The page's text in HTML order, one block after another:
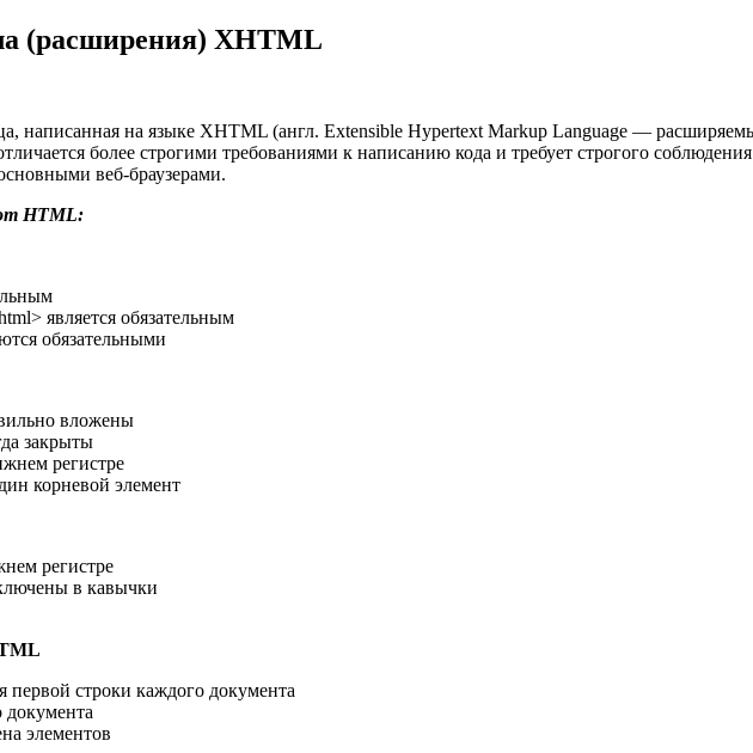
(расширения) XHTML
написанная на языке XHTML (англ. Extensible Hypertext Markup Language —
более строгими требованиями к написанию кода и требует строгого
веб-браузерами.
HTML:
является обязательным
обязательными
вложены
закрыты
регистре
корневой элемент
регистре
в кавычки
строки каждого документа
документа
элементов